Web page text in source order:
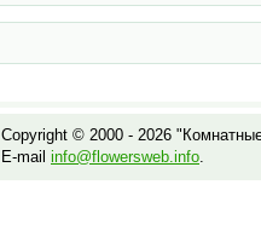
Copyright © 2000 - 2026
E-mail info@flowersweb.info.